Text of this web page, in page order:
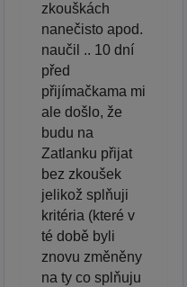
zkouškách
nanečisto apod.
naučil .. 10 dní
před
přijímačkama mi
ale došlo, že
budu na
Zatlanku přijat
bez zkoušek
jelikož splňuji
kritéria (které v
té době byli
znovu změněny
na ty co splňuju